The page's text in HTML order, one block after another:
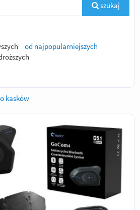
szukaj
od najpopularniejszych
kasków